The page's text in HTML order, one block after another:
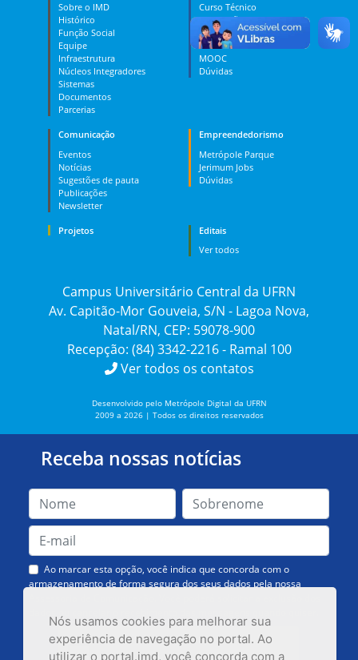
Nós usamos cookies para melhorar sua
experiência de navegação no portal. Ao
utilizar o portal.imd, você concorda com a
Sobre o IMD
Histórico
Função Social
Equipe
Infraestrutura
Núcleos Integradores
Sistemas
Documentos
Parcerias
Curso Técnico
Graduação
Pós-graduação
PES
MOOC
Dúvidas
Comunicação
Eventos
Notícias
Sugestões de pauta
Publicações
Newsletter
Empreendedorismo
Metrópole Parque
Jerimum Jobs
Dúvidas
Projetos
Editais
Ver todos
Campus Universitário Central da UFRN
Av. Capitão-Mor Gouveia, S/N - Lagoa Nova,
Natal/RN, CEP: 59078-900
Recepção: (84) 3342-2216 - Ramal 100
Ver todos os contatos
Desenvolvido pelo Metrópole Digital da UFRN
2009 a 2026 | Todos os direitos reservados
Receba nossas notícias
Ao marcar esta opção, você indica que concorda com o
armazenamento de forma segura dos seus dados pela nossa